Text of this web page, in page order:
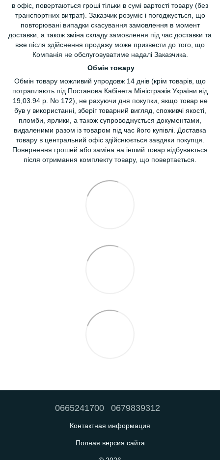
в офіс, повертаються гроші тільки в сумі вартості товару (без
транспортних витрат). Заказчик розуміє і погоджується, що
повторювані випадки скасування замовлення в момент
доставки, а також зміна складу замовлення під час доставки та
вже після здійснення продажу може призвести до того, що
Компанія не обслуговуватиме надалі Заказчика.
Обмін товару
Обмін товару можливий упродовж 14 днів (крім товарів, що
потрапляють під Постанова Кабінета Міністражів України від
19,03.94 р. No 172), не рахуючи дня покупки, якщо товар не
був у використанні, зберіг товарний вигляд, споживчі якості,
пломби, ярлики, а також супроводжується документами,
видаленими разом із товаром під час його купівлі. Доставка
товару в центральний офіс здійснюється завдяки покупця.
Повернення грошей або заміна на інший товар відбувається
після отримання комплекту товару, що повертається.
0665241700 0679839312
Контактная информация
Полная версия сайта